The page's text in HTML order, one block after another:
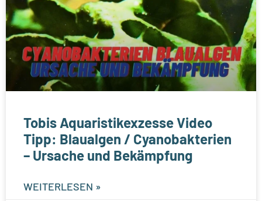
Tobis Aquaristikexzesse Video
Tipp: Blaualgen / Cyanobakterien
– Ursache und Bekämpfung
WEITERLESEN »